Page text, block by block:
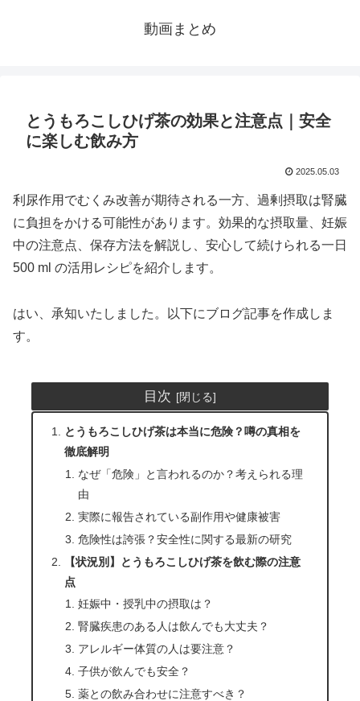
動画まとめ
とうもろこしひげ茶の効果と注意点｜安全
に楽しむ飲み方
2025.05.03
利尿作用でむくみ改善が期待される一方、過剰摂取は腎臓
に負担をかける可能性があります。効果的な摂取量、妊娠
中の注意点、保存方法を解説し、安心して続けられる一日
500 ml の活用レシピを紹介します。
はい、承知いたしました。以下にブログ記事を作成しま
す。
目次
とうもろこしひげ茶は本当に危険？噂の真相を
徹底解明
なぜ「危険」と言われるのか？考えられる理
由
実際に報告されている副作用や健康被害
危険性は誇張？安全性に関する最新の研究
【状況別】とうもろこしひげ茶を飲む際の注意
点
妊娠中・授乳中の摂取は？
腎臓疾患のある人は飲んでも大丈夫？
アレルギー体質の人は要注意？
子供が飲んでも安全？
薬との飲み合わせに注意すべき？